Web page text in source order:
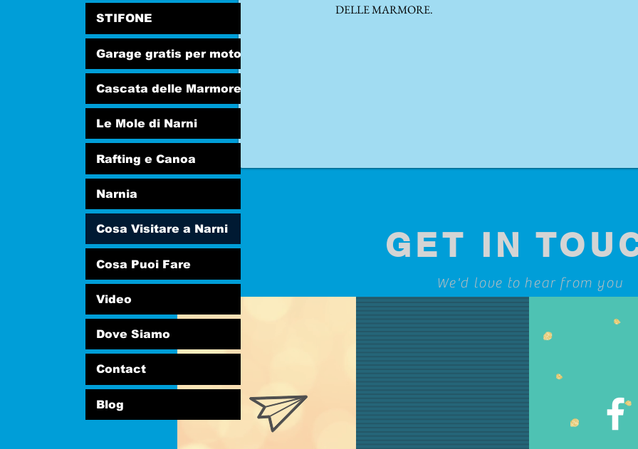
DELLE MARMORE.
GET IN
We'd love to hear from you
STIFONE
Garage gratis per moto
Cascata delle Marmore
Le Mole di Narni
Rafting e Canoa
Narnia
Cosa Visitare a Narni
Cosa Puoi Fare
Video
Dove Siamo
Contact
Blog